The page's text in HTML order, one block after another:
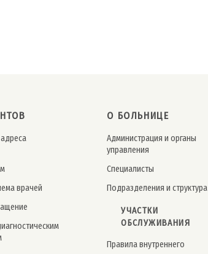
врачей
О БОЛЬНИЦЕ
Администрация и органы
управления
Специалисты
Подразделения и структура
УЧАСТКИ
ОБСЛУЖИВАНИЯ
Правила внутреннего